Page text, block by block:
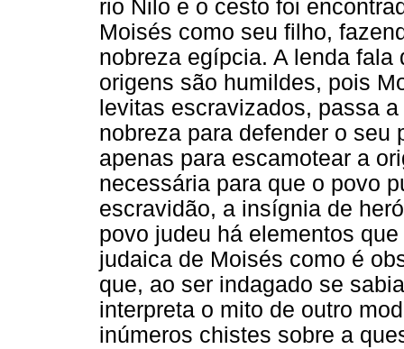
rio Nilo e o cesto foi
Moisés como seu filho,
nobreza egípcia. A lenda
origens são humildes, pois
levitas escravizados, passa
nobreza para defender o seu
apenas para escamotear a
necessária para que o povo
escravidão, a insígnia de
povo judeu há elementos
judaica de Moisés como é
que, ao ser indagado se
interpreta o mito de outro
inúmeros chistes sobre a